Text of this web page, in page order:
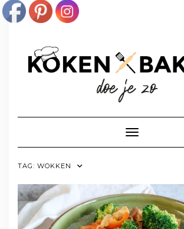
Toggle navigatie
TAG: WOKKEN